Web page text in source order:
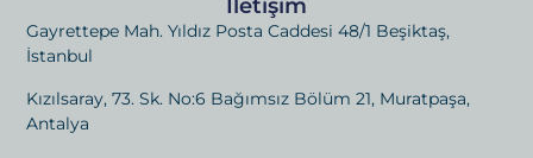
İletişim
Gayrettepe Mah. Yıldız Posta Caddesi 48/1 Beşiktaş,
İstanbul
Kızılsaray, 73. Sk. No:6 Bağımsız Bölüm 21, Muratpaşa,
Antalya